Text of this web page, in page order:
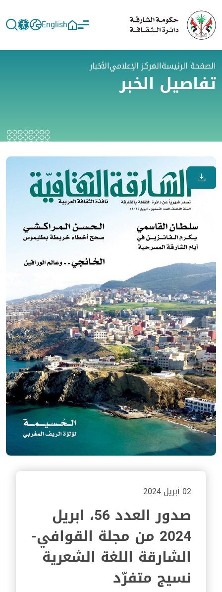
English
الصفحة الرئيسةالمركز الإعلاميالأخبار
تفاصيل الخبر
02 أبريل 2024
صدور العدد 56، ابريل
2024 من مجلة القوافي-
الشارقة اللغة الشعرية
نسيج متفرّد